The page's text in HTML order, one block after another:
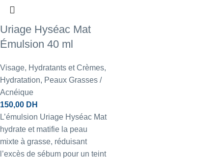
Uriage Hyséac Mat
Émulsion 40 ml
Visage, Hydratants et Crèmes,
Hydratation, Peaux Grasses /
Acnéique
150,00 DH
L’émulsion Uriage Hyséac Mat
hydrate et matifie la peau
mixte à grasse, réduisant
l’excès de sébum pour un teint